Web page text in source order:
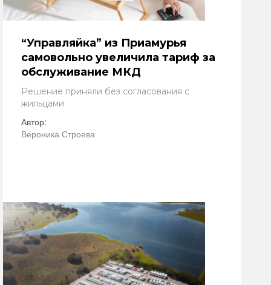
“Управляйка” из Приамурья
самовольно увеличила тариф за
обслуживание МКД
Решение приняли без согласования с
жильцами
Автор:
Вероника Строева